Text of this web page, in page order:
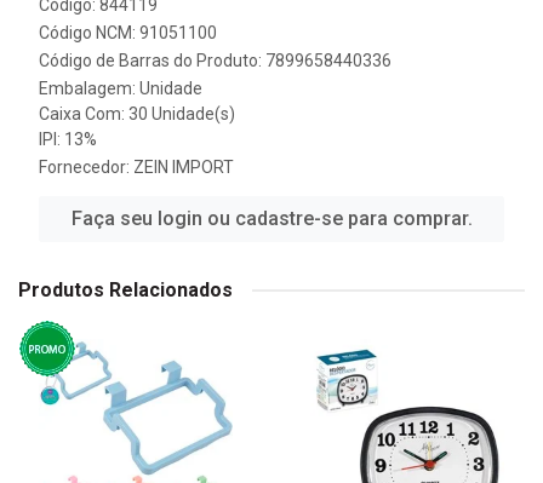
Código: 844119
Código NCM: 91051100
Código de Barras do Produto: 7899658440336
Embalagem: Unidade
Caixa Com: 30 Unidade(s)
IPI: 13%
Fornecedor: ZEIN IMPORT
Faça seu login ou cadastre-se para comprar.
Produtos Relacionados